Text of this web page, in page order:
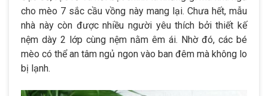
cho mèo 7 sắc cầu vồng này mang lại. Chưa hết, mẫu
nhà này còn được nhiều người yêu thích bởi thiết kế
nệm dày 2 lớp cùng nệm nằm êm ái. Nhờ đó, các bé
mèo có thể an tâm ngủ ngon vào ban đêm mà không lo
bị lạnh.